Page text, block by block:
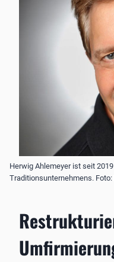
Herwig Ahlemeyer ist seit
Traditionsunternehmens.